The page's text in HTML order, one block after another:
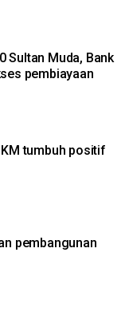
Sultan Muda, Bank
pembiayaan
tumbuh positif
pembangunan